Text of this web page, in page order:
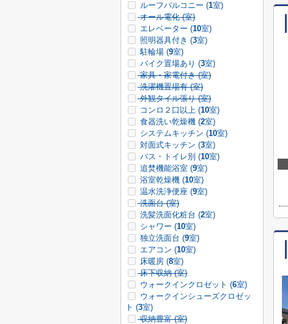
ルーフバルコニー (1室)
オール電化 (室)
エレベーター (10室)
照明器具付き (3室)
駐輪場 (9室)
バイク置場あり (3室)
家具・家電付き (室)
洗濯機置場有 (室)
外観タイル張り (室)
コンロ２口以上 (10室)
食器洗い乾燥機 (2室)
システムキッチン (10室)
対面式キッチン (3室)
バス・トイレ別 (10室)
追焚機能浴室 (9室)
浴室乾燥機 (10室)
温水洗浄便座 (9室)
洗面台 (室)
洗髪洗面化粧台 (2室)
シャワー (10室)
独立洗面台 (9室)
エアコン (10室)
床暖房 (8室)
床下収納 (室)
ウォークインクロゼット (6室)
ウォークインシューズクロゼッ
ト (3室)
収納豊富 (室)